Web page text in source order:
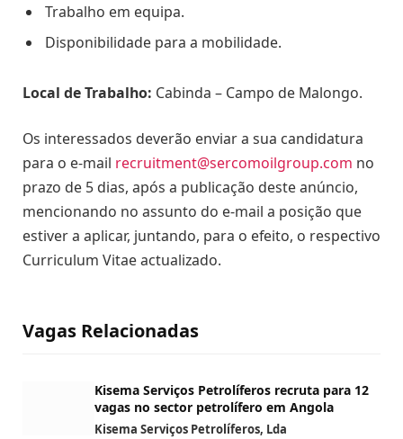
Trabalho em equipa.
Disponibilidade para a mobilidade.
Local de Trabalho: Cabinda – Campo de Malongo.
Os interessados deverão enviar a sua candidatura
para o e-mail recruitment@sercomoilgroup.com no
prazo de 5 dias, após a publicação deste anúncio,
mencionando no assunto do e-mail a posição que
estiver a aplicar, juntando, para o efeito, o respectivo
Curriculum Vitae actualizado.
Vagas Relacionadas
Kisema Serviços Petrolíferos recruta para 12
vagas no sector petrolífero em Angola
Kisema Serviços Petrolíferos, Lda